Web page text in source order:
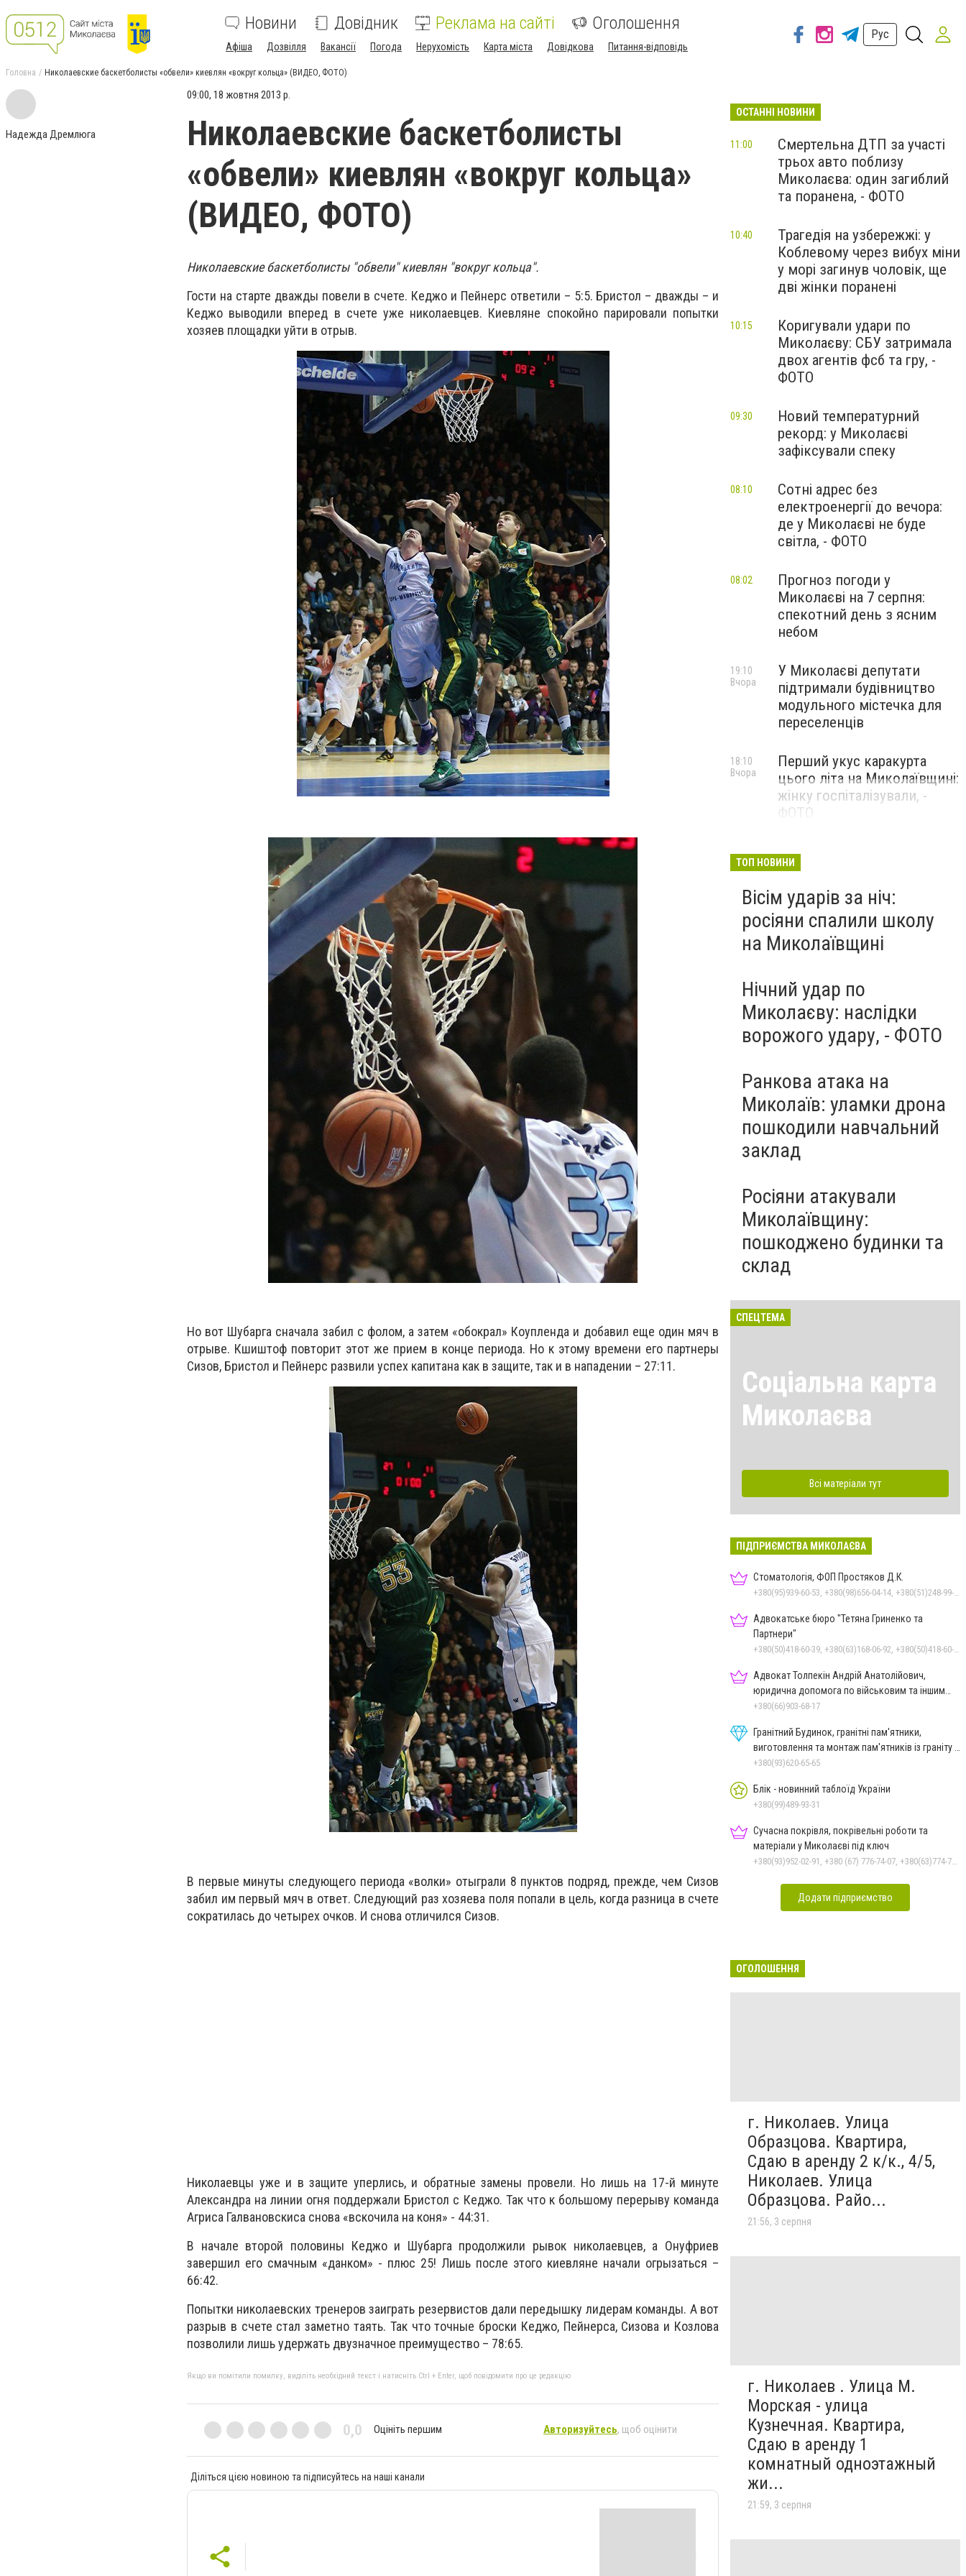
Новини Довідник Реклама на сайті Оголошення
Афіша Дозвілля Вакансії Погода Нерухомість Карта міста Довідкова Питання-відповідь
Рус
Головна Николаевские баскетболисты «обвели» киевлян «вокруг кольца» (ВИДЕО, ФОТО)
Надежда Дремлюга
09:00, 18 жовтня 2013 р.
Николаевские баскетболисты
«обвели» киевлян «вокруг кольца»
(ВИДЕО, ФОТО)
Николаевские баскетболисты "обвели" киевлян "вокруг кольца".
Гости на старте дважды повели в счете. Кеджо и Пейнерс ответили – 5:5. Бристол – дважды – и
Кеджо выводили вперед в счете уже николаевцев. Киевляне спокойно парировали попытки
хозяев площадки уйти в отрыв.
Но вот Шубарга сначала забил с фолом, а затем «обокрал» Коупленда и добавил еще один мяч в
отрыве. Кшиштоф повторит этот же прием в конце периода. Но к этому времени его партнеры
Сизов, Бристол и Пейнерс развили успех капитана как в защите, так и в нападении – 27:11.
В первые минуты следующего периода «волки» отыграли 8 пунктов подряд, прежде, чем Сизов
забил им первый мяч в ответ. Следующий раз хозяева поля попали в цель, когда разница в счете
сократилась до четырех очков. И снова отличился Сизов.
Николаевцы уже и в защите уперлись, и обратные замены провели. Но лишь на 17-й минуте
Александра на линии огня поддержали Бристол с Кеджо. Так что к большому перерыву команда
Агриса Галвановскиса снова «вскочила на коня» - 44:31.
В начале второй половины Кеджо и Шубарга продолжили рывок николаевцев, а Онуфриев
завершил его смачным «данком» - плюс 25! Лишь после этого киевляне начали огрызаться –
66:42.
Попытки николаевских тренеров заиграть резервистов дали передышку лидерам команды. А вот
разрыв в счете стал заметно таять. Так что точные броски Кеджо, Пейнерса, Сизова и Козлова
позволили лишь удержать двузначное преимущество – 78:65.
Якщо ви помітили помилку, виділіть необхідний текст і натисніть Ctrl + Enter, щоб повідомити про це редакцію
0,0 Оцініть першим Авторизуйтесь, щоб оцінити
Діліться цією новиною та підписуйтесь на наші канали
ОСТАННІ НОВИНИ
Смертельна ДТП за участі
трьох авто поблизу
Миколаєва: один загиблий
та поранена, - ФОТО
11:00
Трагедія на узбережжі: у
Коблевому через вибух міни
у морі загинув чоловік, ще
дві жінки поранені
10:40
Коригували удари по
Миколаєву: СБУ затримала
двох агентів фсб та гру, -
ФОТО
10:15
Новий температурний
рекорд: у Миколаєві
зафіксували спеку
09:30
Сотні адрес без
електроенергії до вечора:
де у Миколаєві не буде
світла, - ФОТО
08:10
Прогноз погоди у
Миколаєві на 7 серпня:
спекотний день з ясним
небом
08:02
У Миколаєві депутати
підтримали будівництво
модульного містечка для
переселенців
19:10
Вчора
Перший укус каракурта
цього літа на Миколаївщині:
жінку госпіталізували, -
ФОТО
18:10
Вчора
ТОП НОВИНИ
Вісім ударів за ніч:
росіяни спалили школу
на Миколаївщині
Нічний удар по
Миколаєву: наслідки
ворожого удару, - ФОТО
Ранкова атака на
Миколаїв: уламки дрона
пошкодили навчальний
заклад
Росіяни атакували
Миколаївщину:
пошкоджено будинки та
склад
СПЕЦТЕМА
Соціальна карта
Миколаєва
Всі матеріали тут
ПІДПРИЄМСТВА МИКОЛАЄВА
Стоматологія, ФОП Простяков Д.К.
Адвокатське бюро "Тетяна Гриненко та
Партнери"
Адвокат Толпекін Андрій Анатолійович,
юридична допомога по військовим та іншим
справам
+380(66)903-68-17
Гранітний Будинок, гранітні пам'ятники,
виготовлення та монтаж пам'ятників із граніту в
Миколаєві
+380(93)620-65-65
Блік - новинний таблоїд України
+380(99)489-93-31
Сучасна покрівля, покрівельні роботи та
матеріали у Миколаєві під ключ
Додати підприємство
ОГОЛОШЕННЯ
г. Николаев. Улица
Образцова. Квартира,
Сдаю в аренду 2 к/к., 4/5,
Николаев. Улица
Образцова. Райо...
21:56, 3 серпня
г. Николаев . Улица М.
Морская - улица
Кузнечная. Квартира,
Сдаю в аренду 1
комнатный одноэтажный
жи...
21:59, 3 серпня